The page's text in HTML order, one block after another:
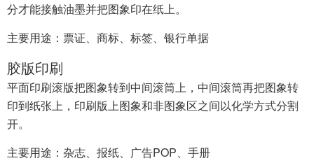
分才能接触油墨并把图象印在纸上。
主要用途：票证、商标、标签、银行单据
胶版印刷
平面印刷滚版把图象转到中间滚筒上，中间滚筒再把图象转
印到纸张上，印刷版上图象和非图象区之间以化学方式分割
开。
主要用途：杂志、报纸、广告POP、手册